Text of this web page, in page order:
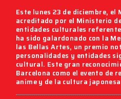
Este lunes 23 de diciembre, el
acreditado por el Ministerio
entidades culturales
ha sido galardonado con la
las Bellas Artes, un premio
personalidades y entidades
cultural. Este gran
Barcelona como el evento de
anime y de la cultura